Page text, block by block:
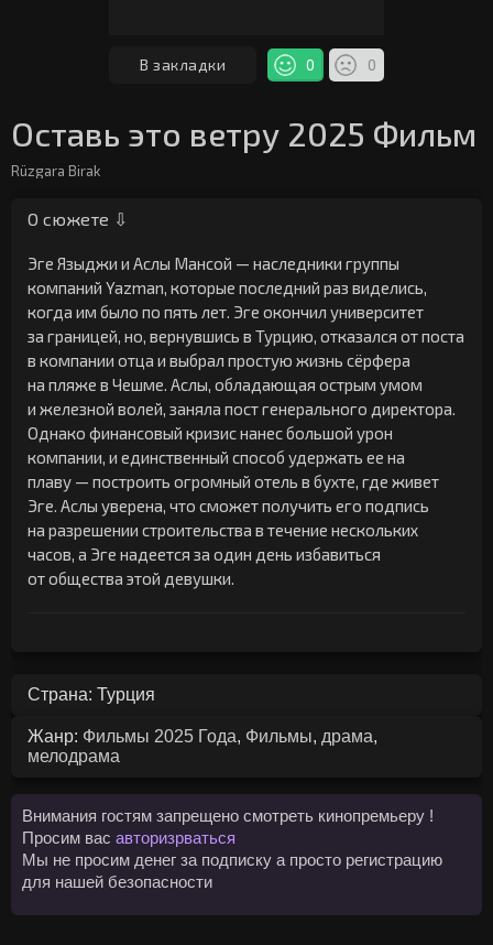
В закладки 0 0
Оставь это ветру 2025 Фильм
Rüzgara Birak
О сюжете ⇩
Эге Языджи и Аслы Мансой — наследники группы
компаний Yazman, которые последний раз виделись,
когда им было по пять лет. Эге окончил университет
за границей, но, вернувшись в Турцию, отказался от поста
в компании отца и выбрал простую жизнь сёрфера
на пляже в Чешме. Аслы, обладающая острым умом
и железной волей, заняла пост генерального директора.
Однако финансовый кризис нанес большой урон
компании, и единственный способ удержать ее на
плаву — построить огромный отель в бухте, где живет
Эге. Аслы уверена, что сможет получить его подпись
на разрешении строительства в течение нескольких
часов, а Эге надеется за один день избавиться
от общества этой девушки.
Страна: Турция
Жанр: Фильмы 2025 Года, Фильмы, драма,
мелодрама
Внимания гостям запрещено смотреть кинопремьеру !
Просим вас авторизрваться
Мы не просим денег за подписку а просто регистрацию
для нашей безопасности